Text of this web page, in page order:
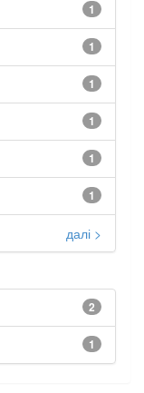
1
1
1
1
1
1
далі >
2
1